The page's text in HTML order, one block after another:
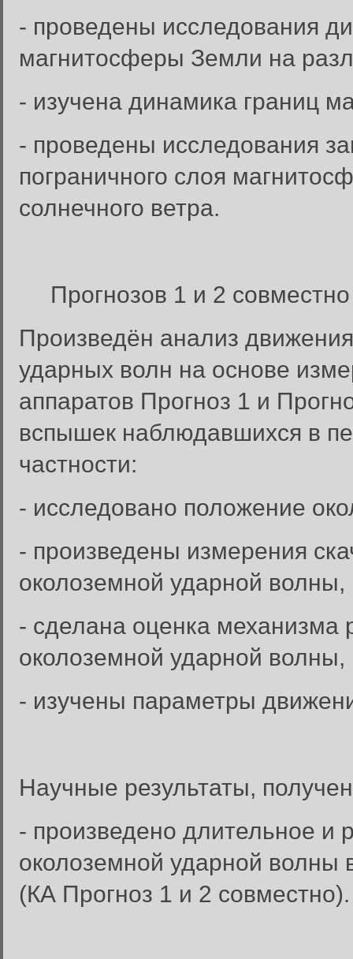
- проведены исследования
магнитосферы Земли на
- изучена динамика границ
- проведены исследования
пограничного слоя
солнечного ветра.
Прогнозов 1 и 2
Произведён анализ
ударных волн на основе
аппаратов Прогноз 1 и
вспышек наблюдавшихся в
частности:
- исследовано положение
- произведены измерения
околоземной ударной волны,
- сделана оценка механизма
околоземной ударной волны,
- изучены параметры
Научные результаты,
- произведено длительное и
околоземной ударной волны
(КА Прогноз 1 и 2 совместно).